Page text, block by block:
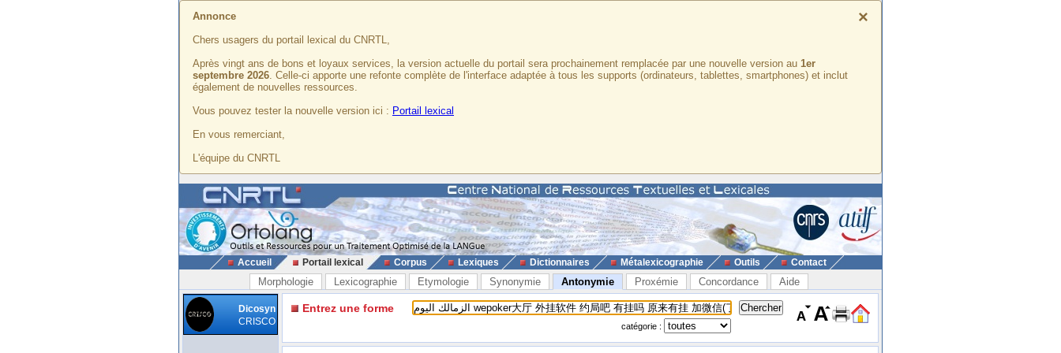
×
Annonce
Chers usagers du portail lexical du CNRTL,
Après vingt ans de bons et loyaux services, la version actuelle du portail sera prochainement remplacée par une nouvelle version au 1er
septembre 2026. Celle-ci apporte une refonte complète de l'interface adaptée à tous les supports (ordinateurs, tablettes, smartphones) et inclut
également de nouvelles ressources.
Vous pouvez tester la nouvelle version ici : Portail lexical
En vous remerciant,
L'équipe du CNRTL
Accueil Portail lexical Corpus Lexiques Dictionnaires Métalexicographie Outils Contact
Morphologie Lexicographie Etymologie Synonymie Antonymie Proxémie Concordance Aide
Dicosyn
CRISCO
Entrez une forme
catégorie :